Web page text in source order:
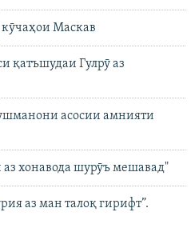
Маскав
қатъшудаи Гулрӯ аз
асосии амнияти
хонавода шурӯъ мешавад"
аз ман талоқ гирифт”.